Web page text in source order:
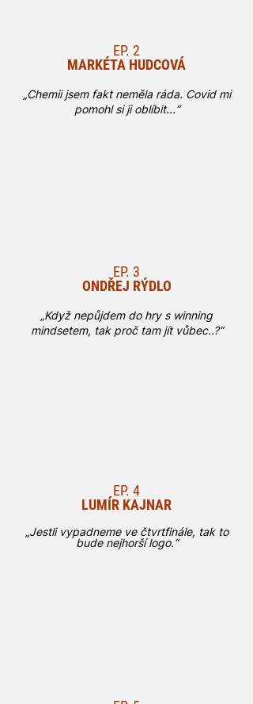
EP. 2
MARKÉTA HUDCOVÁ
„Chemii jsem fakt neměla ráda. Covid mi
pomohl si ji oblíbit...“
EP. 3
ONDŘEJ RÝDLO
„Když nepůjdem do hry s winning
mindsetem, tak proč tam jít vůbec..?“
EP. 4
LUMÍR KAJNAR
„Jestli vypadneme ve čtvrtfinále, tak to
bude nejhorší logo.“